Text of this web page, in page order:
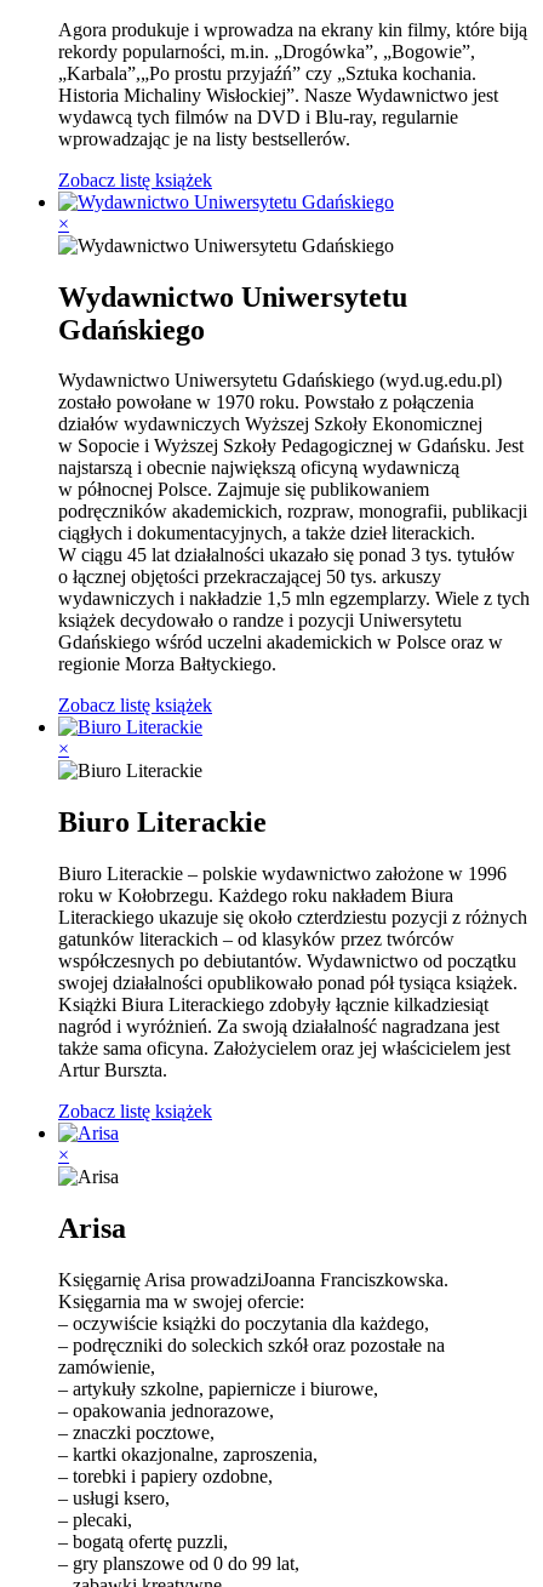
Agora produkuje i wprowadza na ekrany kin filmy, które biją
rekordy popularności, m.in. „Drogówka”, „Bogowie”,
„Karbala”,„Po prostu przyjaźń” czy „Sztuka kochania.
Historia Michaliny Wisłockiej”. Nasze Wydawnictwo jest
wydawcą tych filmów na DVD i Blu-ray, regularnie
wprowadzając je na listy bestsellerów.
Zobacz listę książek
×
Wydawnictwo Uniwersytetu
Gdańskiego
Wydawnictwo Uniwersytetu Gdańskiego (wyd.ug.edu.pl)
zostało powołane w 1970 roku. Powstało z połączenia
działów wydawniczych Wyższej Szkoły Ekonomicznej
w Sopocie i Wyższej Szkoły Pedagogicznej w Gdańsku. Jest
najstarszą i obecnie największą oficyną wydawniczą
w północnej Polsce. Zajmuje się publikowaniem
podręczników akademickich, rozpraw, monografii, publikacji
ciągłych i dokumentacyjnych, a także dzieł literackich.
W ciągu 45 lat działalności ukazało się ponad 3 tys. tytułów
o łącznej objętości przekraczającej 50 tys. arkuszy
wydawniczych i nakładzie 1,5 mln egzemplarzy. Wiele z tych
książek decydowało o randze i pozycji Uniwersytetu
Gdańskiego wśród uczelni akademickich w Polsce oraz w
regionie Morza Bałtyckiego.
Zobacz listę książek
×
Biuro Literackie
Biuro Literackie – polskie wydawnictwo założone w 1996
roku w Kołobrzegu. Każdego roku nakładem Biura
Literackiego ukazuje się około czterdziestu pozycji z różnych
gatunków literackich – od klasyków przez twórców
współczesnych po debiutantów. Wydawnictwo od początku
swojej działalności opublikowało ponad pół tysiąca książek.
Książki Biura Literackiego zdobyły łącznie kilkadziesiąt
nagród i wyróżnień. Za swoją działalność nagradzana jest
także sama oficyna. Założycielem oraz jej właścicielem jest
Artur Burszta.
Zobacz listę książek
×
Arisa
Księgarnię Arisa prowadziJoanna Franciszkowska.
Księgarnia ma w swojej ofercie:
– oczywiście książki do poczytania dla każdego,
– podręczniki do soleckich szkół oraz pozostałe na
zamówienie,
– artykuły szkolne, papiernicze i biurowe,
– opakowania jednorazowe,
– znaczki pocztowe,
– kartki okazjonalne, zaproszenia,
– torebki i papiery ozdobne,
– usługi ksero,
– plecaki,
– bogatą ofertę puzzli,
– gry planszowe od 0 do 99 lat,